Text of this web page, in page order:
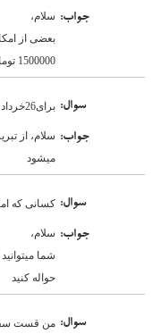
سلام،
1500000 تومان میباشد
:جواب
برای26خرداد از تبریز به ترکیه پرواز است :سوال
میشود
:جواب
کسانی که :سوال
سلام،
شما
حواله کنید
:جواب
من قست سفر :سوال